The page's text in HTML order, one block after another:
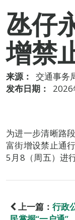
氹仔
增禁
来源：
交通事务
发布日期：
2026
为进一步清晰路
富街增设禁止通
5月8（周五）进
上一篇： 行政